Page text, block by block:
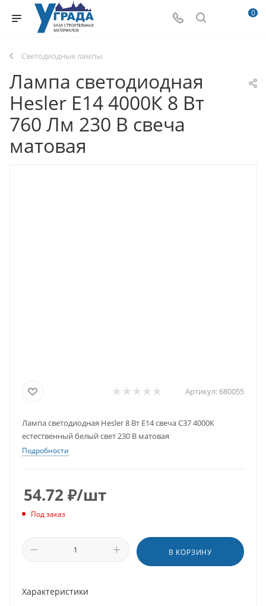
0
Светодиодные лампы
Лампа светодиодная
Hesler E14 4000К 8 Вт
760 Лм 230 В свеча
матовая
Артикул: 680055
Лампа светодиодная Hesler 8 Вт E14 свеча C37 4000К
естественный белый свет 230 В матовая
Подробности
54.72 ₽/шт
Под заказ
В КОРЗИНУ
Характеристики